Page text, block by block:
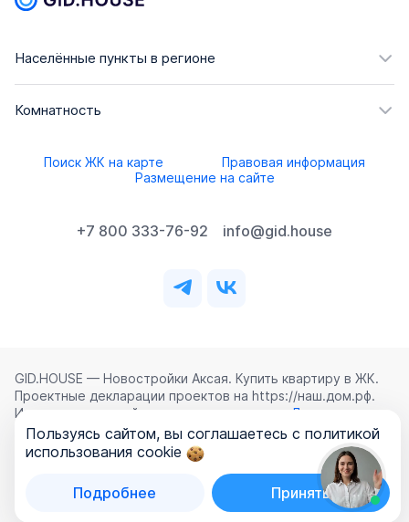
Населённые пункты в регионе
Комнатность
Поиск ЖК на карте
Правовая информация
Размещение на сайте
+7 800 333-76-92 info@gid.house
GID.HOUSE — Новостройки Аксая. Купить квартиру в ЖК.
Проектные декларации проектов на https://наш.дом.рф.
Использование сайта означает согласие с
Лицензионным
соглашением ,Политикой конфиденциальностии
Политикой обработки персональных данных
ООО «ГИД.ХАУЗ»
Пользуясь сайтом, вы соглашаетесь с политикой
использования cookie
Подробнее Принять